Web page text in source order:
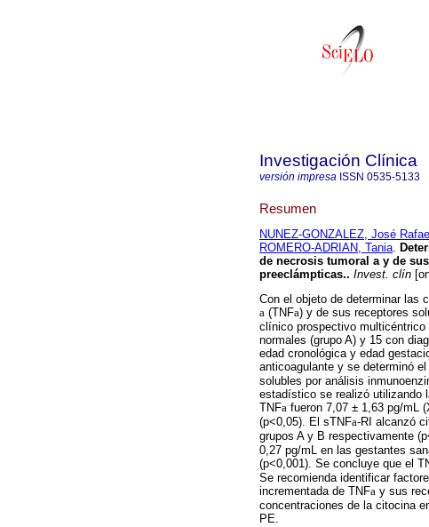
Investigación Clínica
versión impresa ISSN 0535-5133
Resumen
NUNEZ-GONZALEZ, José
ROMERO-ADRIAN, Tania.
de necrosis tumoral a y de
preeclámpticas.. Invest. clín
Con el objeto de determinar las
a (TNFa) y de sus receptores
clínico prospectivo
normales (grupo A) y 15 con
edad cronológica y edad
anticoagulante y se determinó el
solubles por análisis
estadístico se realizó utilizando
TNFa fueron 7,07 ± 1,63 pg/mL
(p<0,05). El sTNFa-RI alcanzó
grupos A y B respectivamente
0,27 pg/mL en las gestantes
(p<0,001). Se concluye que el
Se recomienda identificar
incrementada de TNFa y sus
concentraciones de la citocina
PE.